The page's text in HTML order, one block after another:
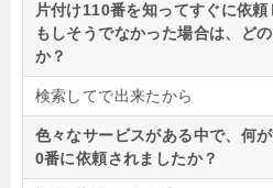
片付け110番を知ってすぐに依
もしそうでなかった場合は、ど
か？
検索してで出来たから
色々なサービスがある中で、何
0番に依頼されましたか？